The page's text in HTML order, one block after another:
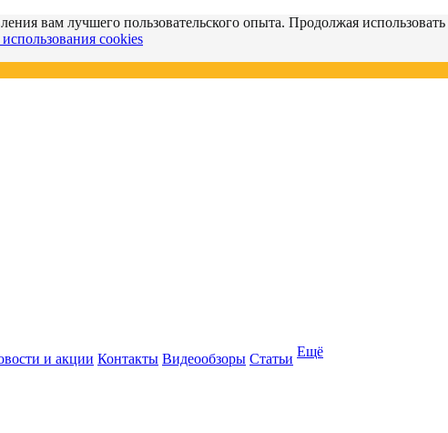
вам лучшего пользовательского опыта. Продолжая
cookies
и акции Контакты Видеообзоры Статьи Ещё